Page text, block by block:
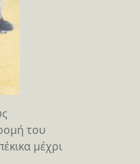
του
μέχρι